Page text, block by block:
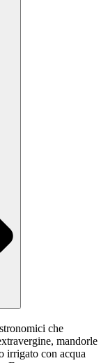
che
mandorle
irrigato con acqua